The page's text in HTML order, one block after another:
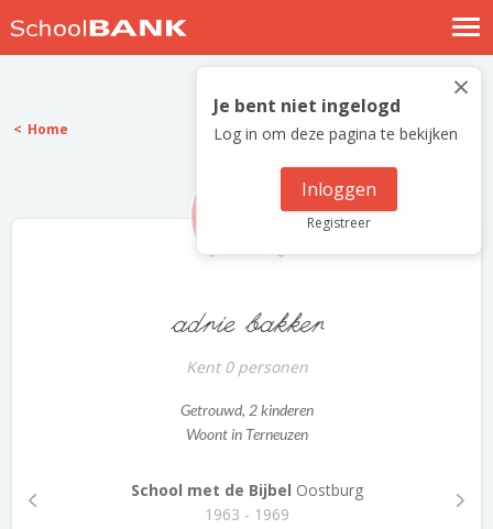
Nostalgische verhalen
Log in
Meld je gratis aan
×
Je bent niet ingelogd
Log in om deze pagina te bekijken
Inloggen
Registreer
Home
adrie bakker
Kent 0 personen
Getrouwd, 2 kinderen
Woont in Terneuzen
School met de Bijbel Oostburg
1963 - 1969